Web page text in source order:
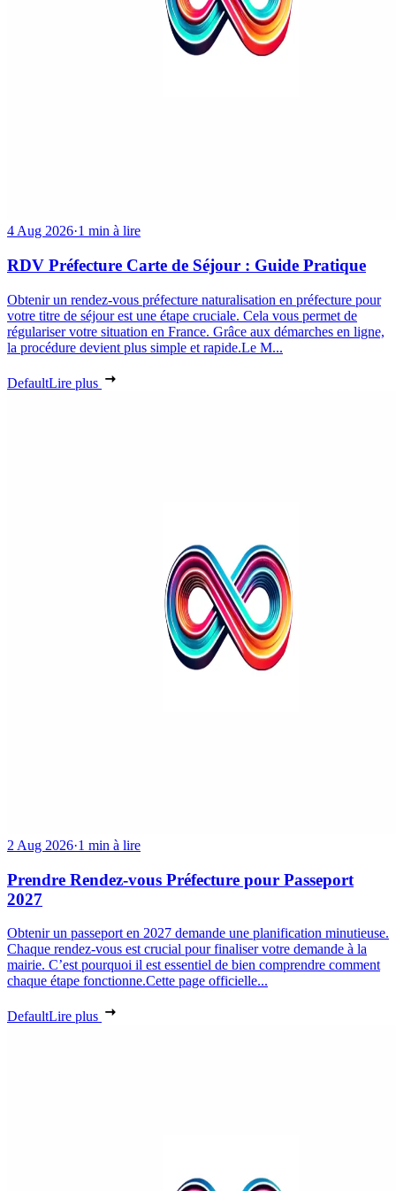
4 Aug 2026·1 min à lire
RDV Préfecture Carte de Séjour : Guide Pratique
Obtenir un rendez-vous préfecture naturalisation en préfecture pour
votre titre de séjour est une étape cruciale. Cela vous permet de
régulariser votre situation en France. Grâce aux démarches en ligne,
la procédure devient plus simple et rapide.Le M...
DefaultLire plus
2 Aug 2026·1 min à lire
Prendre Rendez-vous Préfecture pour Passeport
2027
Obtenir un passeport en 2027 demande une planification minutieuse.
Chaque rendez-vous est crucial pour finaliser votre demande à la
mairie. C’est pourquoi il est essentiel de bien comprendre comment
chaque étape fonctionne.Cette page officielle...
DefaultLire plus